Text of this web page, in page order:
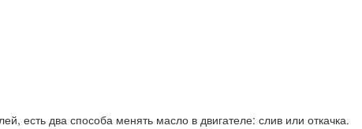
есть два способа менять масло в двигателе: слив или откачка.